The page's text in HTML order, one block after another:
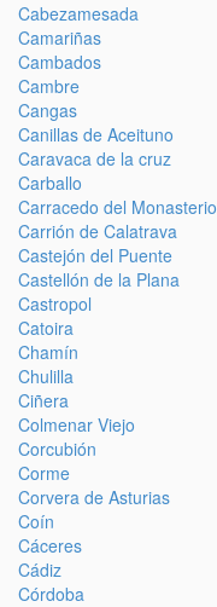
Cabezamesada
Camariñas
Cambados
Cambre
Cangas
Canillas de Aceituno
Caravaca de la cruz
Carballo
Carracedo del Monasterio
Carrión de Calatrava
Castejón del Puente
Castellón de la Plana
Castropol
Catoira
Chamín
Chulilla
Ciñera
Colmenar Viejo
Corcubión
Corme
Corvera de Asturias
Coín
Cáceres
Cádiz
Córdoba